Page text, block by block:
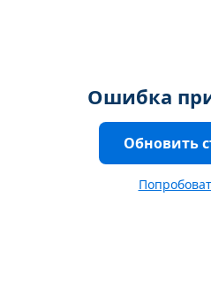
Ошибка
Обновить